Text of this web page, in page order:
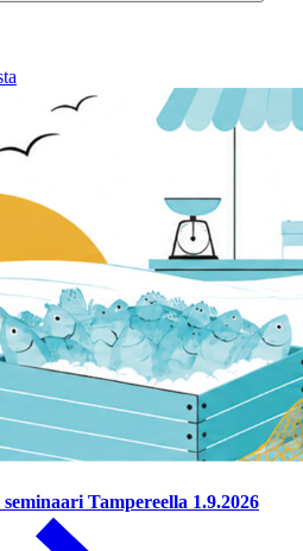
Tampereella 1.9.2026